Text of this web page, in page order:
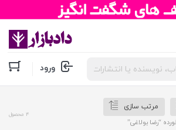
ورود
مرتب سازی
“رضا بولاغی”
4 محصول